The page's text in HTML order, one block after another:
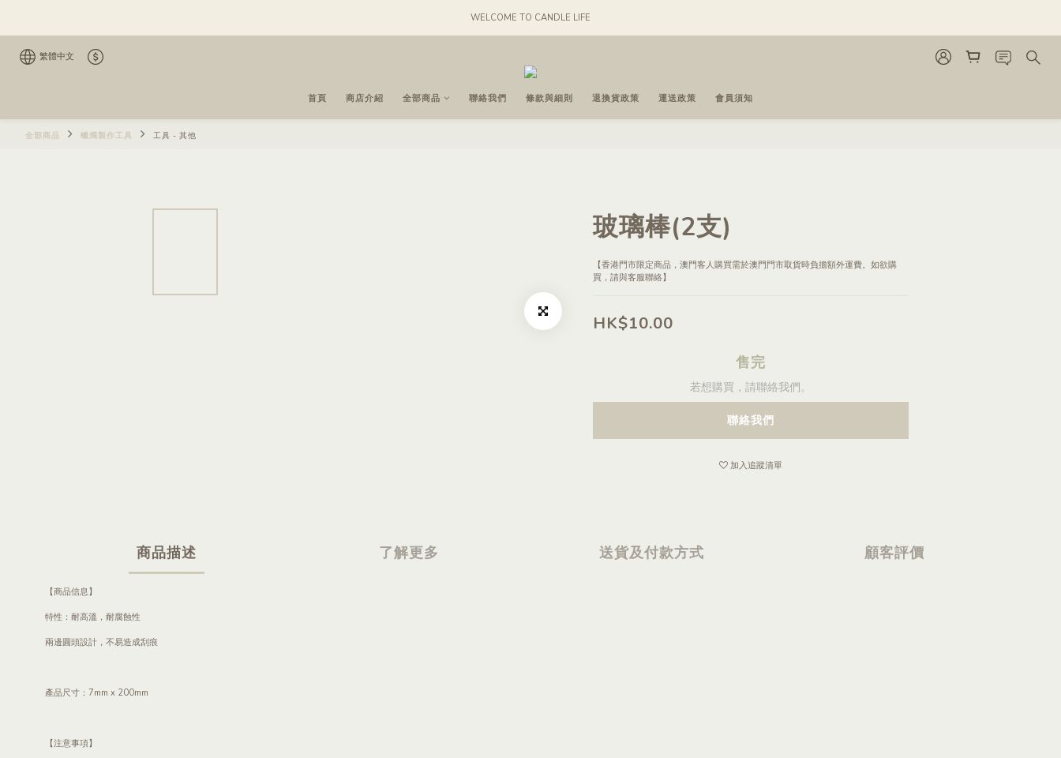
WELCOME TO CANDLE LIFE
繁體中文
首頁 商店介紹 全部商品 聯絡我們 條款與細則 退換貨政策 運送政策 會員須知
全部商品 蠟燭製作工具 工具 - 其他
玻璃棒(2支)
【香港門市限定商品，澳門客人購買需於澳門門市取貨時負擔額外運費。如欲購
買，請與客服聯絡】
HK$10.00
售完
若想購買，請聯絡我們。
聯絡我們
加入追蹤清單
商品描述 了解更多 送貨及付款方式 顧客評價
【商品信息】
特性：耐高溫，耐腐蝕性
兩邊圓頭設計，不易造成刮痕
產品尺寸：7mm x 200mm
【注意事項】